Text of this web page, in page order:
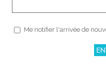
Me notifier l'arrivée de